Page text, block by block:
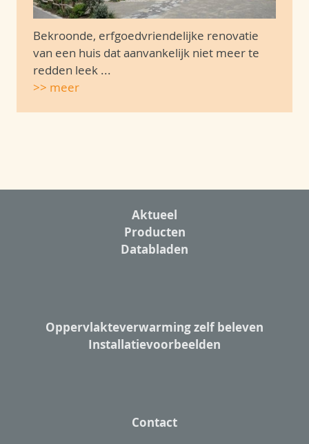
Bekroonde, erfgoedvriendelijke renovatie
van een huis dat aanvankelijk niet meer te
redden leek ...
>> meer
Aktueel
Producten
Databladen
Oppervlakteverwarming zelf beleven
Installatievoorbeelden
Contact